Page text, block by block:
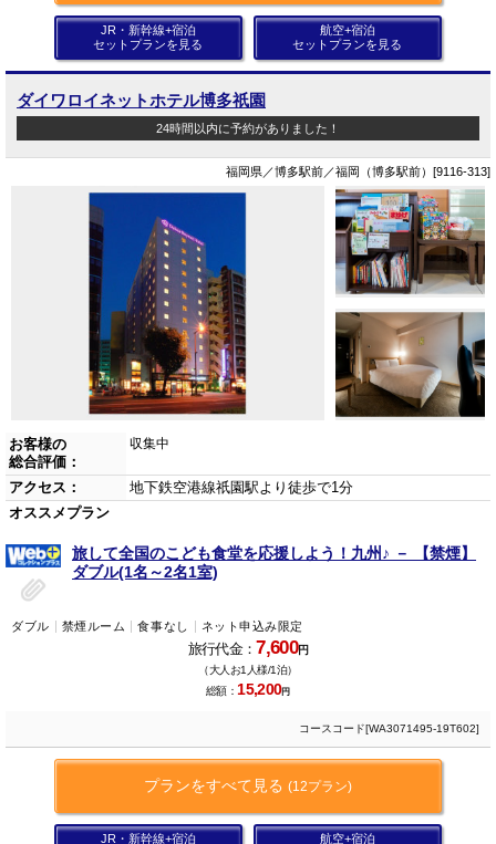
JR・新幹線+宿泊
セットプランを見る
航空+宿泊
セットプランを見る
ダイワロイネットホテル博多祇園
24時間以内に予約がありました！
福岡県／博多駅前／福岡（博多駅前）[9116-313]
お客様の
総合評価：
収集中
アクセス：
地下鉄空港線祇園駅より徒歩で1分
オススメプラン
旅して全国のこども食堂を応援しよう！九州♪ － 【禁煙】
ダブル(1名～2名1室)
ダブル 禁煙ルーム 食事なし ネット申込み限定
旅行代金： 7,600円
（大人お1人様/1泊）
総額：15,200円
コースコード[WA3071495-19T602]
プランをすべて見る (12プラン)
JR・新幹線+宿泊
航空+宿泊